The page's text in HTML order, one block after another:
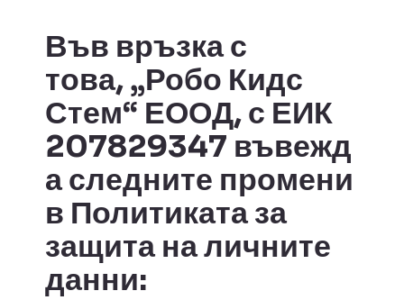
Във връзка с
това,„Робо Кидс
Стем“ ЕООД, с ЕИК
207829347 въвежд
а следните промени
в Политиката за
защита на личните
данни: